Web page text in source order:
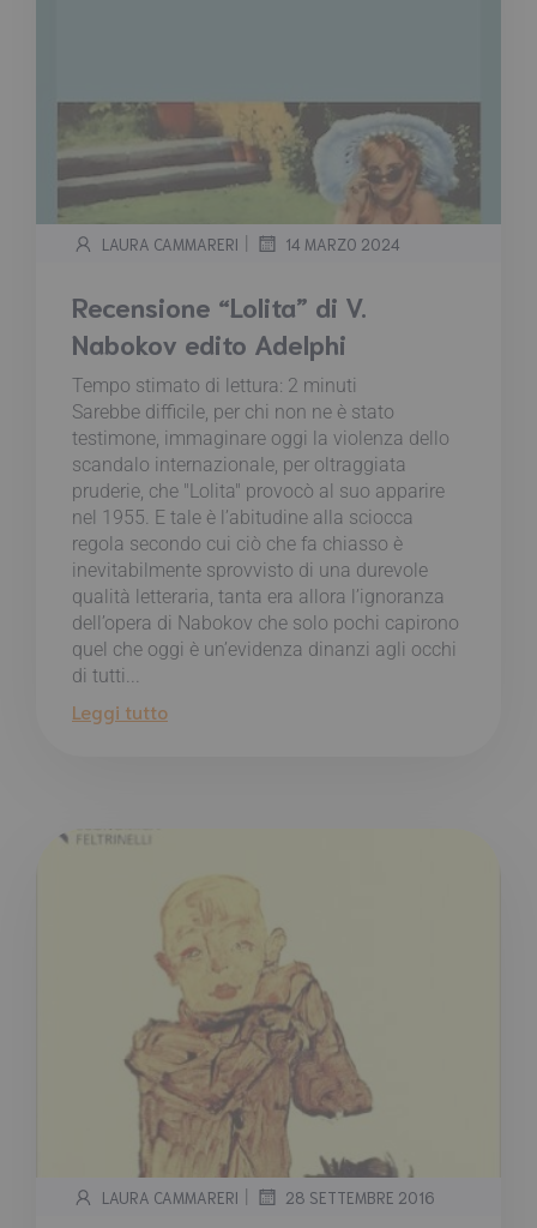
LAURA CAMMARERI | 14 MARZO 2024
Recensione “Lolita” di V.
Nabokov edito Adelphi
Tempo stimato di lettura: 2 minuti
Sarebbe difficile, per chi non ne è stato
testimone, immaginare oggi la violenza dello
scandalo internazionale, per oltraggiata
pruderie, che "Lolita" provocò al suo apparire
nel 1955. E tale è l’abitudine alla sciocca
regola secondo cui ciò che fa chiasso è
inevitabilmente sprovvisto di una durevole
qualità letteraria, tanta era allora l’ignoranza
dell’opera di Nabokov che solo pochi capirono
quel che oggi è un’evidenza dinanzi agli occhi
di tutti...
Leggi tutto
LAURA CAMMARERI | 28 SETTEMBRE 2016